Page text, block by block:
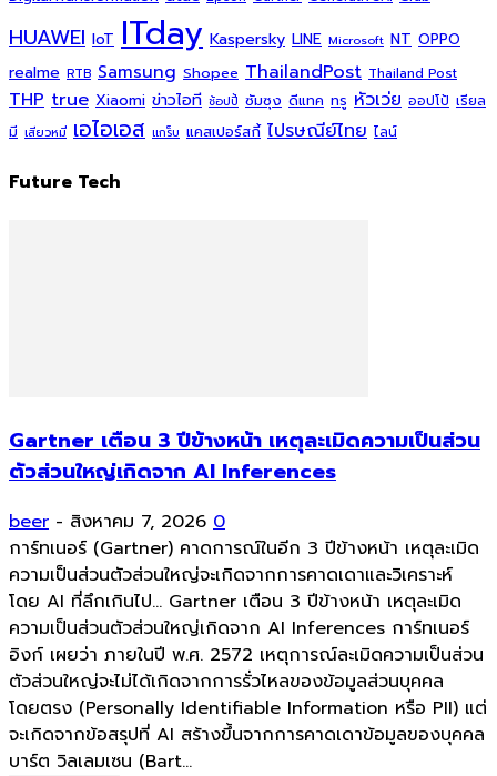
HUAWEI IoT ITday Kaspersky LINE Microsoft NT OPPO
realme RTB Samsung Shopee ThailandPost Thailand Post
THP true Xiaomi ข่าวไอที ช้อปปี้ ซัมซุง ดีแทค ทรู หัวเว่ย ออปโป้ เรียล
มี เสียวหมี่ เอไอเอส แกร็บ แคสเปอร์สกี้ ไปรษณีย์ไทย ไลน์
Future Tech
Gartner เตือน 3 ปีข้างหน้า เหตุละเมิดความเป็นส่วน
ตัวส่วนใหญ่เกิดจาก AI Inferences
beer - สิงหาคม 7, 2026 0
การ์ทเนอร์ (Gartner) คาดการณ์ในอีก 3 ปีข้างหน้า เหตุละเมิด
ความเป็นส่วนตัวส่วนใหญ่จะเกิดจากการคาดเดาและวิเคราะห์
โดย AI ที่ลึกเกินไป... Gartner เตือน 3 ปีข้างหน้า เหตุละเมิด
ความเป็นส่วนตัวส่วนใหญ่เกิดจาก AI Inferences การ์ทเนอร์
อิงก์ เผยว่า ภายในปี พ.ศ. 2572 เหตุการณ์ละเมิดความเป็นส่วน
ตัวส่วนใหญ่จะไม่ได้เกิดจากการรั่วไหลของข้อมูลส่วนบุคคล
โดยตรง (Personally Identifiable Information หรือ PII) แต่
จะเกิดจากข้อสรุปที่ AI สร้างขึ้นจากการคาดเดาข้อมูลของบุคคล
บาร์ต วิลเลมเซน (Bart...